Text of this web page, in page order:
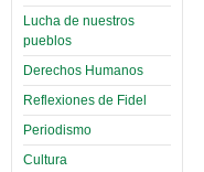
Lucha de nuestros
pueblos
Derechos Humanos
Reflexiones de Fidel
Periodismo
Cultura